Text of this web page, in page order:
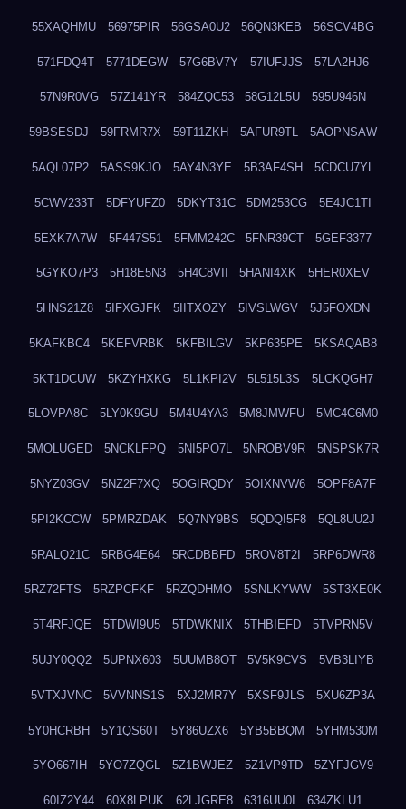
55XAQHMU 56975PIR 56GSA0U2 56QN3KEB 56SCV4BG
571FDQ4T 5771DEGW 57G6BV7Y 57IUFJJS 57LA2HJ6
57N9R0VG 57Z141YR 584ZQC53 58G12L5U 595U946N
59BSESDJ 59FRMR7X 59T11ZKH 5AFUR9TL 5AOPNSAW
5AQL07P2 5ASS9KJO 5AY4N3YE 5B3AF4SH 5CDCU7YL
5CWV233T 5DFYUFZ0 5DKYT31C 5DM253CG 5E4JC1TI
5EXK7A7W 5F447S51 5FMM242C 5FNR39CT 5GEF3377
5GYKO7P3 5H18E5N3 5H4C8VII 5HANI4XK 5HER0XEV
5HNS21Z8 5IFXGJFK 5IITXOZY 5IVSLWGV 5J5FOXDN
5KAFKBC4 5KEFVRBK 5KFBILGV 5KP635PE 5KSAQAB8
5KT1DCUW 5KZYHXKG 5L1KPI2V 5L515L3S 5LCKQGH7
5LOVPA8C 5LY0K9GU 5M4U4YA3 5M8JMWFU 5MC4C6M0
5MOLUGED 5NCKLFPQ 5NI5PO7L 5NROBV9R 5NSPSK7R
5NYZ03GV 5NZ2F7XQ 5OGIRQDY 5OIXNVW6 5OPF8A7F
5PI2KCCW 5PMRZDAK 5Q7NY9BS 5QDQI5F8 5QL8UU2J
5RALQ21C 5RBG4E64 5RCDBBFD 5ROV8T2I 5RP6DWR8
5RZ72FTS 5RZPCFKF 5RZQDHMO 5SNLKYWW 5ST3XE0K
5T4RFJQE 5TDWI9U5 5TDWKNIX 5THBIEFD 5TVPRN5V
5UJY0QQ2 5UPNX603 5UUMB8OT 5V5K9CVS 5VB3LIYB
5VTXJVNC 5VVNNS1S 5XJ2MR7Y 5XSF9JLS 5XU6ZP3A
5Y0HCRBH 5Y1QS60T 5Y86UZX6 5YB5BBQM 5YHM530M
5YO667IH 5YO7ZQGL 5Z1BWJEZ 5Z1VP9TD 5ZYFJGV9
60IZ2Y44 60X8LPUK 62LJGRE8 6316UU0I 634ZKLU1